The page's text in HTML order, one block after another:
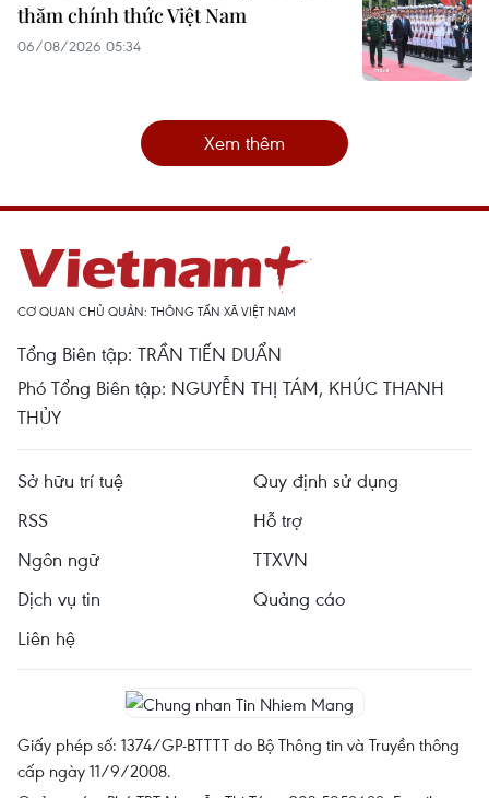
thăm chính thức Việt Nam
06/08/2026 05:34
Xem thêm
CƠ QUAN CHỦ QUẢN: THÔNG TẤN XÃ VIỆT NAM
Tổng Biên tập: TRẦN TIẾN DUẨN
Phó Tổng Biên tập: NGUYỄN THỊ TÁM, KHÚC THANH
THỦY
Sở hữu trí tuệ
Quy định sử dụng
RSS
Hỗ trợ
Ngôn ngữ
TTXVN
Dịch vụ tin
Quảng cáo
Liên hệ
Giấy phép số: 1374/GP-BTTTT do Bộ Thông tin và Truyền thông
cấp ngày 11/9/2008.